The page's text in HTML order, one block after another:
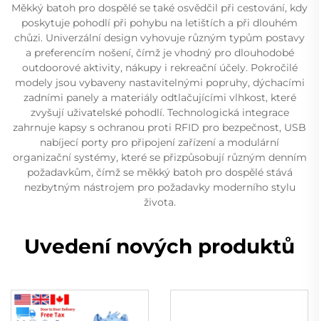
Měkký batoh pro dospělé se také osvědčil při cestování, kdy
poskytuje pohodlí při pohybu na letištích a při dlouhém
chůzi. Univerzální design vyhovuje různým typům postavy
a preferencím nošení, čímž je vhodný pro dlouhodobé
outdoorové aktivity, nákupy i rekreační účely. Pokročilé
modely jsou vybaveny nastavitelnými popruhy, dýchacími
zadními panely a materiály odtlačujícími vlhkost, které
zvyšují uživatelské pohodlí. Technologická integrace
zahrnuje kapsy s ochranou proti RFID pro bezpečnost, USB
nabíjecí porty pro připojení zařízení a modulární
organizační systémy, které se přizpůsobují různým denním
požadavkům, čímž se měkký batoh pro dospělé stává
nezbytným nástrojem pro požadavky moderního stylu
života.
Uvedení nových produktů